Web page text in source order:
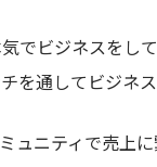
気でビジネスをし
を通してビジネ
ュニティで売上